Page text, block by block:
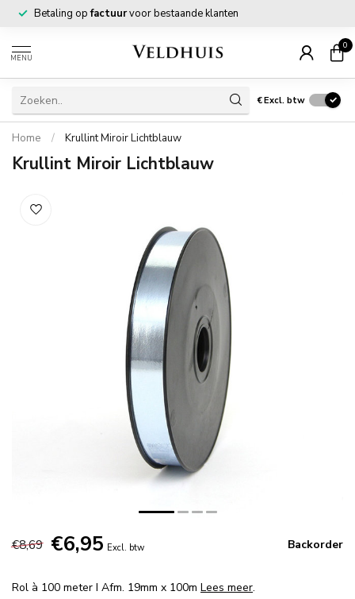
Betaling opfactuurvoor bestaande klanten
MENU
0
€Excl. btw
Home / Krullint Miroir Lichtblauw
Krullint Miroir Lichtblauw
€8,69 €6,95 Excl. btw Backorder
Rol à 100 meter I Afm. 19mm x 100m Lees meer.